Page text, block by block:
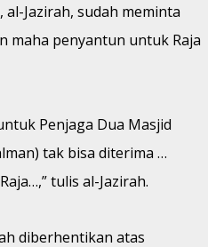
Jazirah, sudah meminta
maha penyantun untuk Raja
Penjaga Dua Masjid
tak bisa diterima …
tulis al-Jazirah.
diberhentikan atas